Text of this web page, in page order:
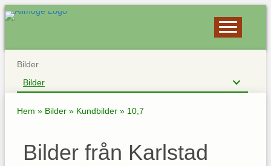
Bilder
Bilder
Hem » Bilder » Kundbilder » 10,7
Bilder från Karlstad